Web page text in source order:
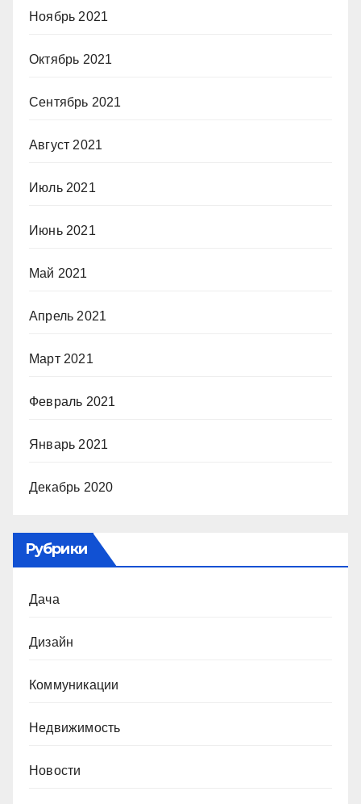
Ноябрь 2021
Октябрь 2021
Сентябрь 2021
Август 2021
Июль 2021
Июнь 2021
Май 2021
Апрель 2021
Март 2021
Февраль 2021
Январь 2021
Декабрь 2020
Рубрики
Дача
Дизайн
Коммуникации
Недвижимость
Новости